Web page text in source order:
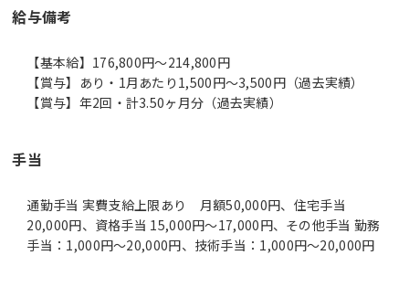
給与備考
【基本給】176,800円～214,800円
【賞与】あり・1月あたり1,500円～3,500円（過去実績）
【賞与】年2回・計3.50ヶ月分（過去実績）
手当
通勤手当 実費支給上限あり 月額50,000円、住宅手当
20,000円、資格手当 15,000円～17,000円、その他手当 勤務
手当：1,000円～20,000円、技術手当：1,000円～20,000円